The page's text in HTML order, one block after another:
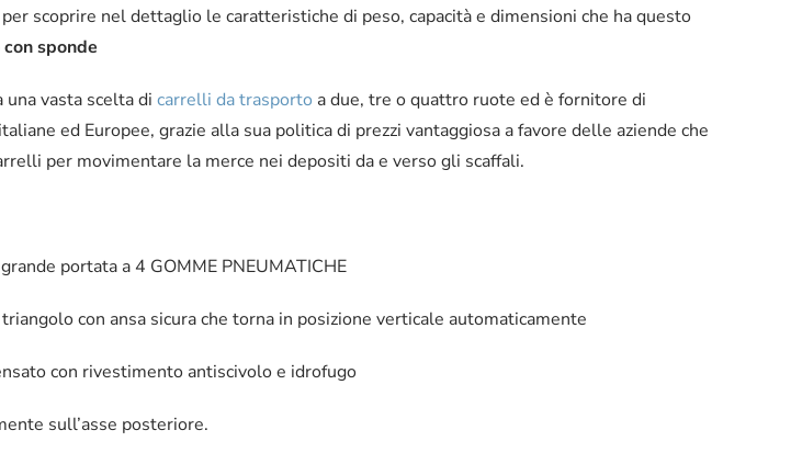
scoprire nel dettaglio le caratteristiche di peso, capacità e dimensioni che ha questo
sponde
una vasta scelta dicarrelli da trasporto a due, tre o quattro ruote ed è fornitore di
ed Europee, grazie alla sua politica di prezzi vantaggiosa a favore delle aziende che
per movimentare la merce nei depositi da e verso gli scaffali.
portata a 4 GOMME PNEUMATICHE
con ansa sicura che torna in posizione verticale automaticamente
con rivestimento antiscivolo e idrofugo
sull’asse posteriore.